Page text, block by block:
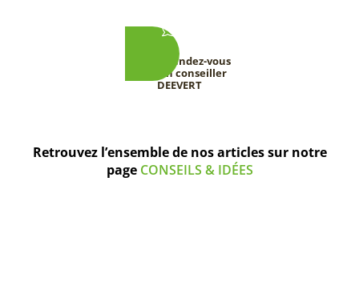
Prenez rendez-vous
avec un conseiller
DEEVERT
Retrouvez l’ensemble de nos articles sur notre
page CONSEILS & IDÉES